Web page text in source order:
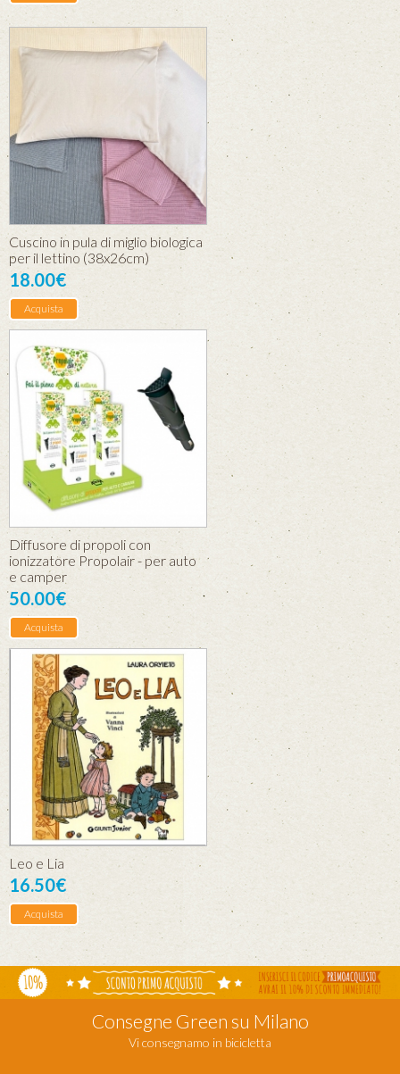
Cuscino in pula di miglio biologica
per il lettino (38x26cm)
18.00€
Acquista
Diffusore di propoli con
ionizzatore Propolair - per auto
e camper
50.00€
Acquista
Leo e Lia
16.50€
Acquista
Consegne Green su Milano
Vi consegnamo in bicicletta